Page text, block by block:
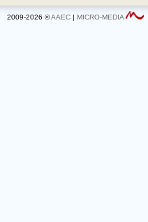
2009-2026 ©AAEC | MICRO-MEDIA